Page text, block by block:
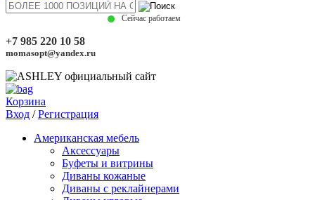
Сейчас работаем
+7 985 220 10 58
momasopt@yandex.ru
Корзина
Вход /Регистрация
Американская мебель
Аксессуары
Буфеты и витрины
Диваны кожаные
Диваны с реклайнерами